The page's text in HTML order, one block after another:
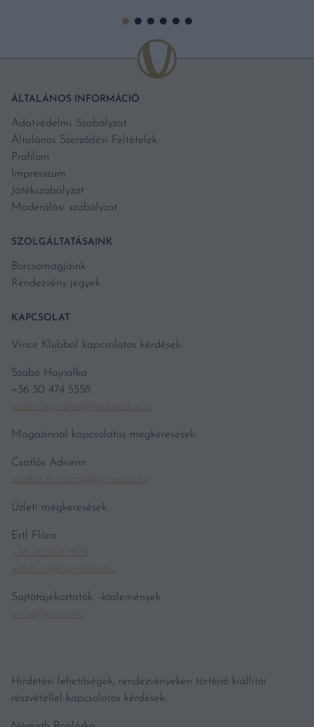
ÁLTALÁNOS INFORMÁCIÓ
Adatvédelmi Szabályzat
Általános Szerződési Feltételek
Profilom
Impresszum
Játékszabályzat
Moderálási szabályzat
SZOLGÁLTATÁSAINK
Borcsomagjaink
Rendezvény jegyek
KAPCSOLAT
Vince Klubbal kapcsolatos kérdések:
Szabó Hajnalka
+36 30 474 5558
szabo.hajnalka@kodmedia.hu
Magazinnal kapcsolatos megkeresések:
Csatlós Adrienn
csatlos.Adrienn@hgmedia.hu
Üzleti megkeresések:
Ertl Flóra
+36 70 601 1929
ertl.flora@hgmedia.hu
Sajtótájékoztatók, -közlemények
vince@vince.hu
Hirdetési lehetőségek, rendezvényeken történő kiállítói
részvétellel kapcsolatos kérdések: